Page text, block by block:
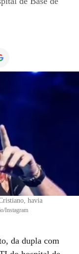
havia
Instagram
da dupla com